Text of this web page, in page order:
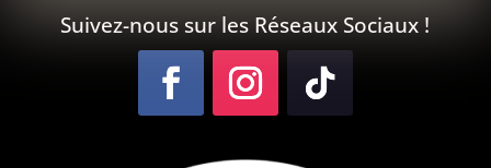
Suivez-nous sur les Réseaux Sociaux !